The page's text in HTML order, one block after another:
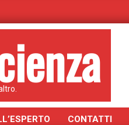
CONTATTI